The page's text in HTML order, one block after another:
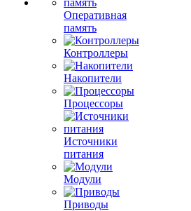
Оперативная
память
Контроллеры
Накопители
Процессоры
Источники
питания
Модули
Приводы